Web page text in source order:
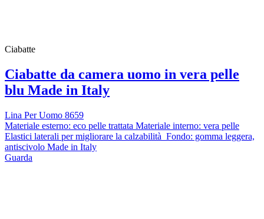
Ciabatte
Ciabatte da camera uomo in vera pelle
blu Made in Italy
Lina Per Uomo 8659
Materiale esterno: eco pelle trattata Materiale interno: vera pelle
Elastici laterali per migliorare la calzabilità Fondo: gomma leggera,
antiscivolo Made in Italy
Guarda